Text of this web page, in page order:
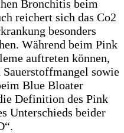
Bronchitis beim
reichert sich das Co2
besonders
Während beim Pink
auftreten können,
sowie
Blue Bloater
Definition des Pink
Unterschieds beider